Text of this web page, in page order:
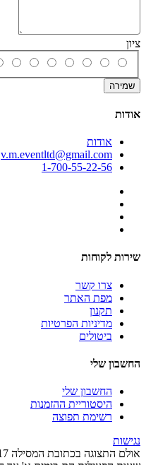
ציון
שמירה
אודות
אודות
v.m.eventltd@gmail.com
1-700-55-22-56
שירות לקוחות
צרו קשר
מפת האתר
תקנון
מדיניות הפרטיות
ביטולים
החשבון שלי
החשבון שלי
היסטוריית ההזמנות
רשימת תפוצה
נגישות